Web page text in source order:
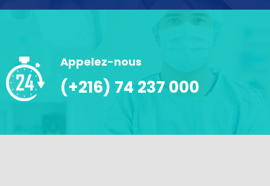
Appelez-nous
(+216) 74 237 000